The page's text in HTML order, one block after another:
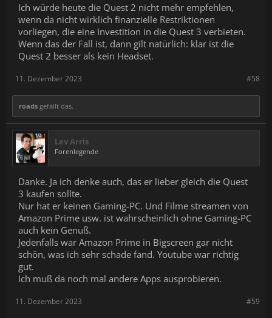
Ich würde heute die Quest 2 nicht mehr empfehlen,
wenn da nicht wirklich finanzielle Restriktionen
vorliegen, die eine Investition in die Quest 3 verbieten.
Wenn das der Fall ist, dann gilt natürlich: klar ist die
Quest 2 besser als kein Headset.
#58
11. Dezember 2023
roads gefällt das.
Lev Arris
Forenlegende
Danke. Ja ich denke auch, das er lieber gleich die Quest
3 kaufen sollte.
Nur hat er keinen Gaming-PC. Und Filme streamen von
Amazon Prime usw. ist wahrscheinlich ohne Gaming-PC
auch kein Genuß.
Jedenfalls war Amazon Prime in Bigscreen gar nicht
schön, was ich sehr schade fand. Youtube war richtig
gut.
Ich muß da noch mal andere Apps ausprobieren.
#59
11. Dezember 2023